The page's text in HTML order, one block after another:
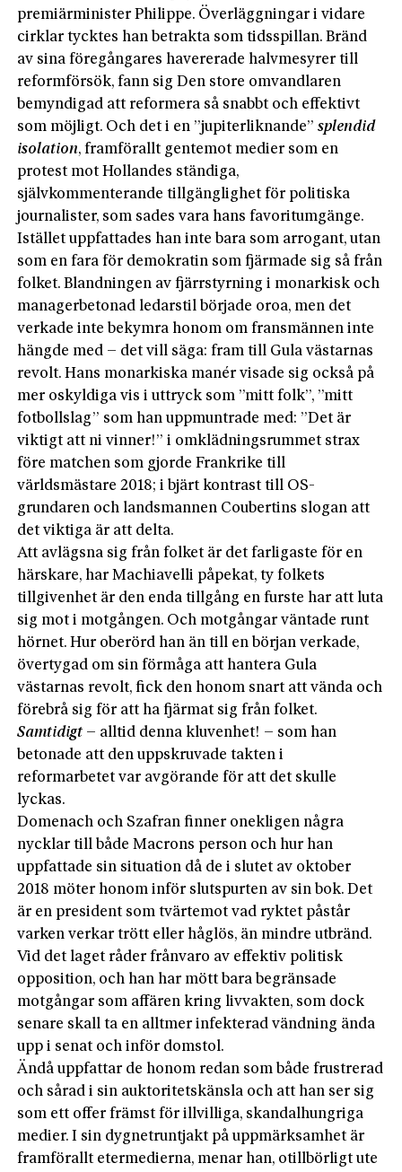
premiärminister Philippe. Överläggningar i vidare
cirklar tycktes han betrakta som tidsspillan. Bränd
av sina föregångares havererade halvmesyrer till
reformförsök, fann sig Den store omvandlaren
bemyndigad att reformera så snabbt och effektivt
som möjligt. Och det i en ”jupiterliknande”splendid
isolation, framförallt gentemot medier som en
protest mot Hollandes ständiga,
självkommenterande tillgänglighet för politiska
journalister, som sades vara hans favoritumgänge.
Istället uppfattades han inte bara som arrogant, utan
som en fara för demokratin som fjärmade sig så från
folket. Blandningen av fjärrstyrning i monarkisk och
managerbetonad ledarstil började oroa, men det
verkade inte bekymra honom om fransmännen inte
hängde med – det vill säga: fram till Gula västarnas
revolt. Hans monarkiska manér visade sig också på
mer oskyldiga vis i uttryck som ”mitt folk”, ”mitt
fotbollslag” som han uppmuntrade med: ”Det är
viktigt att ni vinner!” i omklädningsrummet strax
före matchen som gjorde Frankrike till
världsmästare 2018; i bjärt kontrast till OS-
grundaren och landsmannen Coubertins slogan att
det viktiga är att delta.
Att avlägsna sig från folket är det farligaste för en
härskare, har Machiavelli påpekat, ty folkets
tillgivenhet är den enda tillgång en furste har att luta
sig mot i motgången. Och motgångar väntade runt
hörnet. Hur oberörd han än till en början verkade,
övertygad om sin förmåga att hantera Gula
västarnas revolt, fick den honom snart att vända och
förebrå sig för att ha fjärmat sig från folket.
Samtidigt – alltid denna kluvenhet! – som han
betonade att den uppskruvade takten i
reformarbetet var avgörande för att det skulle
lyckas.
Domenach och Szafran finner onekligen några
nycklar till både Macrons person och hur han
uppfattade sin situation då de i slutet av oktober
2018 möter honom inför slutspurten av sin bok. Det
är en president som tvärtemot vad ryktet påstår
varken verkar trött eller håglös, än mindre utbränd.
Vid det laget råder frånvaro av effektiv politisk
opposition, och han har mött bara begränsade
motgångar som affären kring livvakten, som dock
senare skall ta en alltmer infekterad vändning ända
upp i senat och inför domstol.
Ändå uppfattar de honom redan som både frustrerad
och sårad i sin auktoritetskänsla och att han ser sig
som ett offer främst för illvilliga, skandalhungriga
medier. I sin dygnetruntjakt på uppmärksamhet är
framförallt etermedierna, menar han, otillbörligt ute